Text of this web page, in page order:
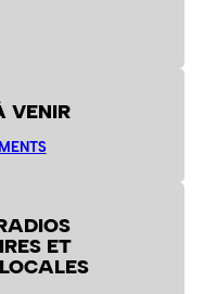
VENIR
ET